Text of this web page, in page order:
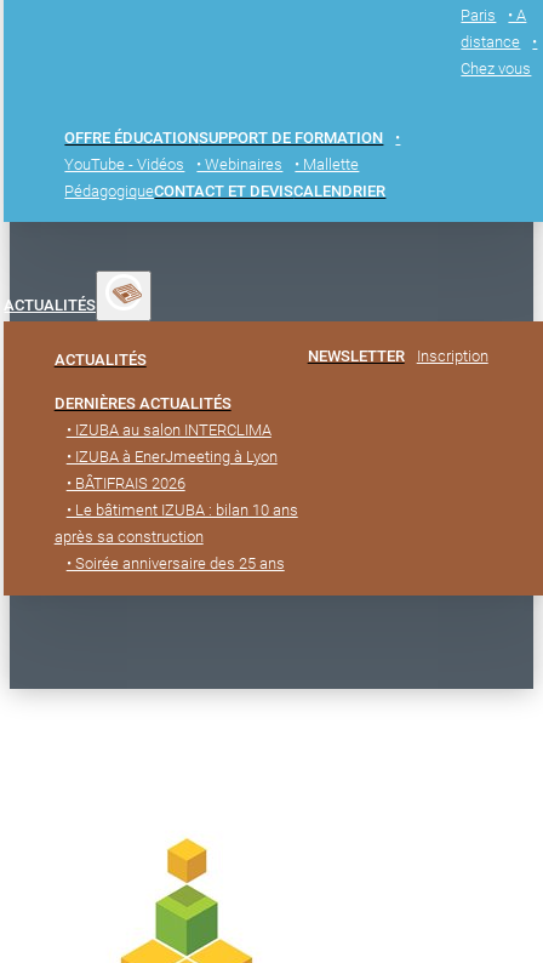
Paris
• A
distance
•
Chez vous
OFFRE ÉDUCATIONSUPPORT DE FORMATION
•
YouTube - Vidéos
• Webinaires
• Mallette
PédagogiqueCONTACT ET DEVISCALENDRIER
ACTUALITÉS
ACTUALITÉS
DERNIÈRES ACTUALITÉS
• IZUBA au salon INTERCLIMA
• IZUBA à EnerJmeeting à Lyon
• BÂTIFRAIS 2026
• Le bâtiment IZUBA : bilan 10 ans
après sa construction
• Soirée anniversaire des 25 ans
NEWSLETTER Inscription